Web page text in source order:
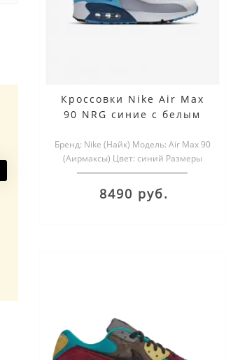
Кроссовки Nike Air Max
90 NRG синие с белым
Бренд: Nike (Найк) Модель: Air Max 90
(Аирмаксы) Цвет: синий Размеры
обуви: мужские и женск..
8490 руб.